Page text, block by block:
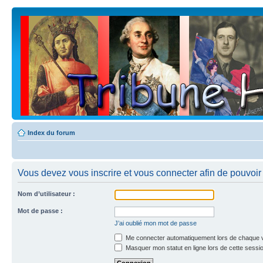
Index du forum
Vous devez vous inscrire et vous connecter afin de
Nom d’utilisateur :
Mot de passe :
J’ai oublié mon mot de passe
Me connecter automatiquement lors de chaque
Masquer mon statut en ligne lors de cette